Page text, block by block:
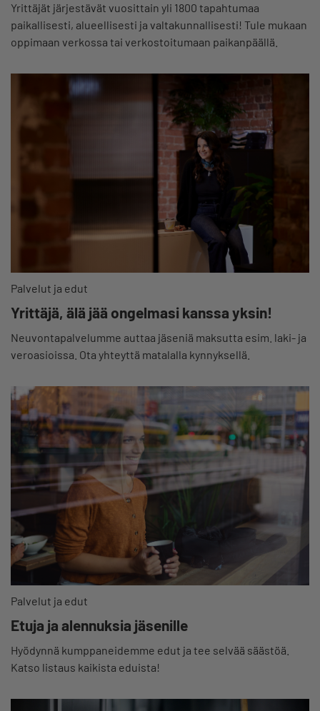
Yrittäjät järjestävät vuosittain yli 1800 tapahtumaa
paikallisesti, alueellisesti ja valtakunnallisesti! Tule mukaan
oppimaan verkossa tai verkostoitumaan paikanpäällä.
Palvelut ja edut
Yrittäjä, älä jää ongelmasi kanssa yksin!
Neuvontapalvelumme auttaa jäseniä maksutta esim. laki- ja
veroasioissa. Ota yhteyttä matalalla kynnyksellä.
Palvelut ja edut
Etuja ja alennuksia jäsenille
Hyödynnä kumppaneidemme edut ja tee selvää säästöä.
Katso listaus kaikista eduista!